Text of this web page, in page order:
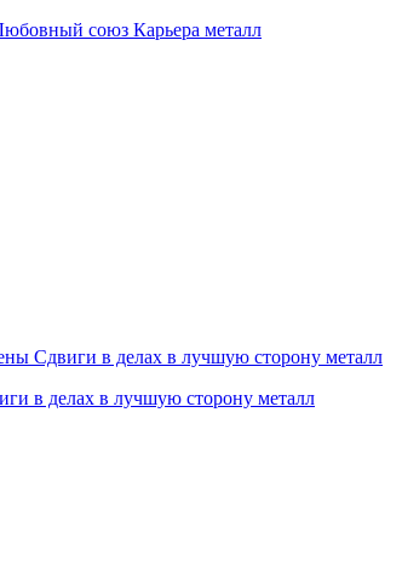
союз Карьера металл
в делах в лучшую сторону металл